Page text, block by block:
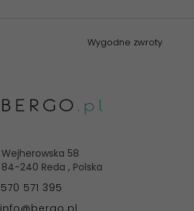
Wygodne zwroty
Wejherowska 58
84-240 Reda , Polska
570 571 395